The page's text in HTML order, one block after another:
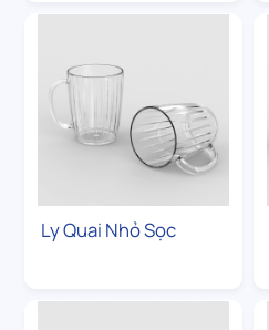
Ly Quai Nhỏ Sọc